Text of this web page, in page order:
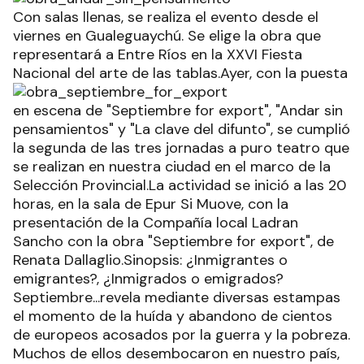
Con salas llenas, se realiza el evento desde el
viernes en Gualeguaychú. Se elige la obra que
representará a Entre Ríos en la XXVI Fiesta
Nacional del arte de las tablas.Ayer, con la puesta
en escena de "Septiembre for export", "Andar sin
pensamientos" y "La clave del difunto", se cumplió
la segunda de las tres jornadas a puro teatro que
se realizan en nuestra ciudad en el marco de la
Selección Provincial.La actividad se inició a las 20
horas, en la sala de Epur Si Muove, con la
presentación de la Compañía local Ladran
Sancho con la obra "Septiembre for export", de
Renata Dallaglio.Sinopsis: ¿Inmigrantes o
emigrantes?, ¿Inmigrados o emigrados?
Septiembre...revela mediante diversas estampas
el momento de la huída y abandono de cientos
de europeos acosados por la guerra y la pobreza.
Muchos de ellos desembocaron en nuestro país,